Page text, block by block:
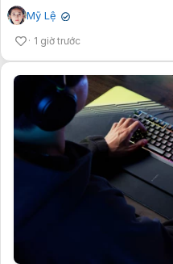
Mỹ Lệ ✔
1 giờ trước